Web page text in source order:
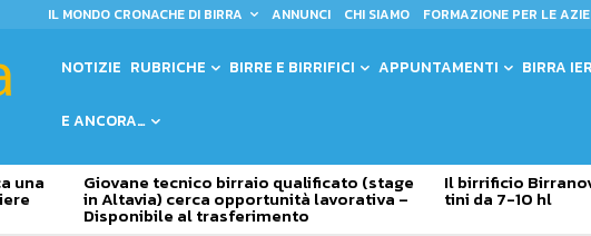
IL MONDO CRONACHE DI BIRRA ANNUNCI CHI SIAMO FORMAZIONE PER LE
NOTIZIE RUBRICHE BIRRE E BIRRIFICI APPUNTAMENTI BIRRA
E ANCORA…
una Giovane tecnico birraio qualificato (stage
in Altavia) cerca opportunità lavorativa –
Disponibile al trasferimento
Il birrificio
tini da 7-10 hl